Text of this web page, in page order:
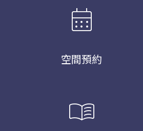
calendar_month
空間預約
menu_book